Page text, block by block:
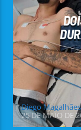
Diego Magalhães
25 DE MAIO DE